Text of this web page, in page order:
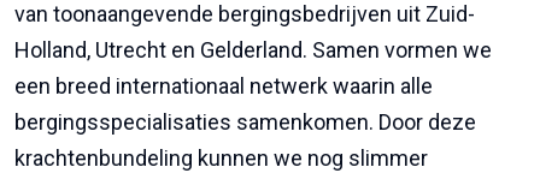
van toonaangevende bergingsbedrijven uit Zuid-
Holland, Utrecht en Gelderland. Samen vormen we
een breed internationaal netwerk waarin alle
bergingsspecialisaties samenkomen. Door deze
krachtenbundeling kunnen we nog slimmer